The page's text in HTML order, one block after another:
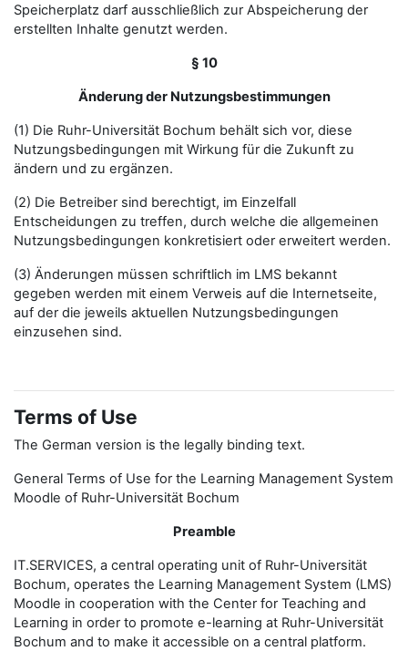
Speicherplatz darf ausschließlich zur Abspeicherung der
erstellten Inhalte genutzt werden.
§ 10
Änderung der Nutzungsbestimmungen
(1) Die Ruhr-Universität Bochum behält sich vor, diese
Nutzungsbedingungen mit Wirkung für die Zukunft zu
ändern und zu ergänzen.
(2) Die Betreiber sind berechtigt, im Einzelfall
Entscheidungen zu treffen, durch welche die allgemeinen
Nutzungsbedingungen konkretisiert oder erweitert werden.
(3) Änderungen müssen schriftlich im LMS bekannt
gegeben werden mit einem Verweis auf die Internetseite,
auf der die jeweils aktuellen Nutzungsbedingungen
einzusehen sind.
Terms of Use
The German version is the legally binding text.
General Terms of Use for the Learning Management System
Moodle of Ruhr-Universität Bochum
Preamble
IT.SERVICES, a central operating unit of Ruhr-Universität
Bochum, operates the Learning Management System (LMS)
Moodle in cooperation with the Center for Teaching and
Learning in order to promote e-learning at Ruhr-Universität
Bochum and to make it accessible on a central platform.